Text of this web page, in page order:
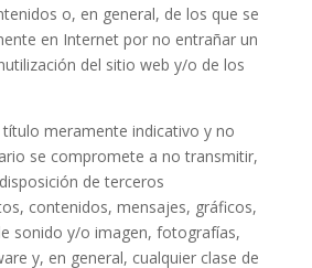
o, en general, de los que se
en Internet por no entrañar un
del sitio web y/o de los
título meramente indicativo y no
se compromete a no transmitir,
de terceros
contenidos, mensajes, gráficos,
sonido y/o imagen, fotografías,
y, en general, cualquier clase de